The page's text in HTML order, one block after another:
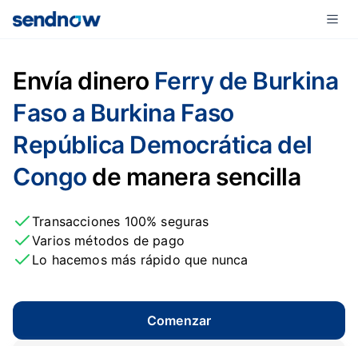
Envía dinero Ferry de Burkina
Faso a Burkina Faso
República Democrática del
Congo de manera sencilla
Transacciones 100% seguras
Varios métodos de pago
Lo hacemos más rápido que nunca
Comenzar